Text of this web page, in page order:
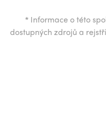
* Informace o této
dostupných zdrojů a